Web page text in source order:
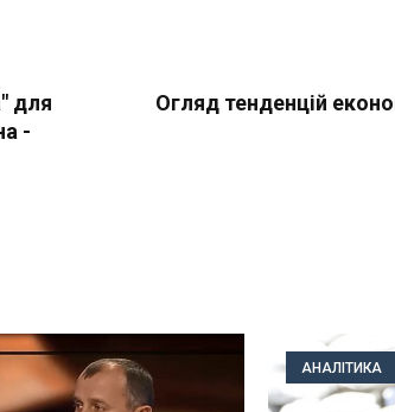
для
-
Огляд тенденцій
АНАЛІТИКА